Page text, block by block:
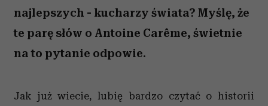
najlepszych - kucharzy świata? Myślę, że
te parę słów o Antoine Carême, świetnie
na to pytanie odpowie.
Jak już wiecie, lubię bardzo czytać o historii